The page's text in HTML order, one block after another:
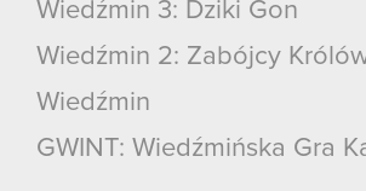
Wiedźmin 3: Dziki Gon
Wiedźmin 2: Zabójcy
Wiedźmin
GWINT: Wiedźmińska Gra